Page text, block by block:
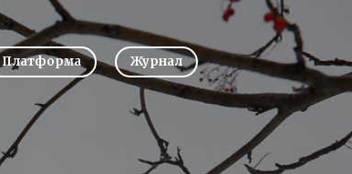
Платформа Журнал